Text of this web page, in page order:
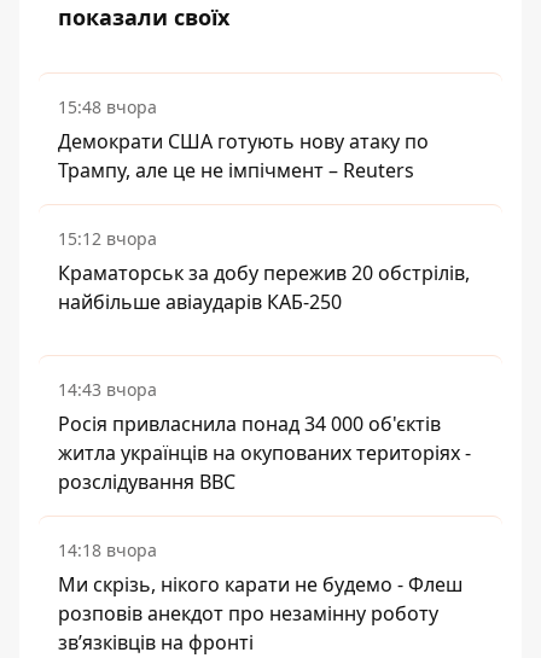
показали своїх
15:48 вчора
Демократи США готують нову атаку по
Трампу, але це не імпічмент – Reuters
15:12 вчора
Краматорськ за добу пережив 20 обстрілів,
найбільше авіаударів КАБ-250
14:43 вчора
Росія привласнила понад 34 000 об'єктів
житла українців на окупованих територіях -
розслідування BBC
14:18 вчора
Ми скрізь, нікого карати не будемо - Флеш
розповів анекдот про незамінну роботу
зв’язківців на фронті